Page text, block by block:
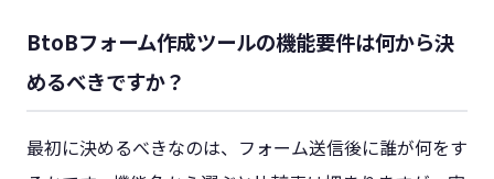
BtoBフォーム作成ツールの機能要件は何から決
めるべきですか？
最初に決めるべきなのは、フォーム送信後に誰が何をす